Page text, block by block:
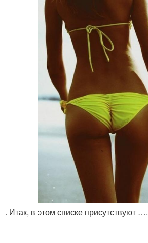
. Итак, в этом списке присутствуют ….